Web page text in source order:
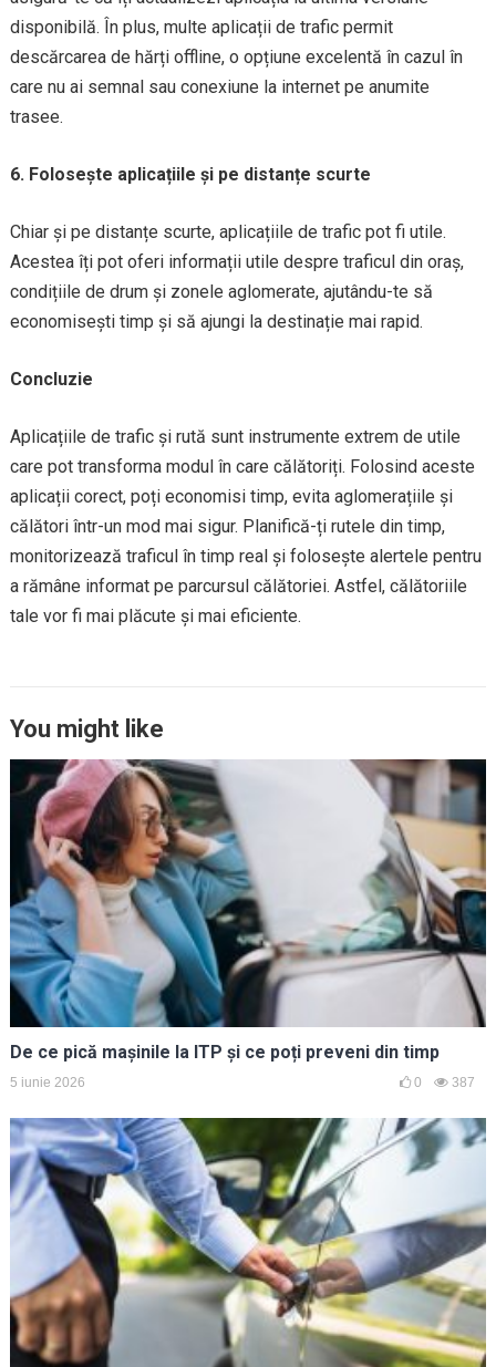
disponibilă. În plus, multe aplicații de trafic permit
descărcarea de hărți offline, o opțiune excelentă în cazul în
care nu ai semnal sau conexiune la internet pe anumite
trasee.
6. Folosește aplicațiile și pe distanțe scurte
Chiar și pe distanțe scurte, aplicațiile de trafic pot fi utile.
Acestea îți pot oferi informații utile despre traficul din oraș,
condițiile de drum și zonele aglomerate, ajutându-te să
economisești timp și să ajungi la destinație mai rapid.
Concluzie
Aplicațiile de trafic și rută sunt instrumente extrem de utile
care pot transforma modul în care călătoriți. Folosind aceste
aplicații corect, poți economisi timp, evita aglomerațiile și
călători într-un mod mai sigur. Planifică-ți rutele din timp,
monitorizează traficul în timp real și folosește alertele pentru
a rămâne informat pe parcursul călătoriei. Astfel, călătoriile
tale vor fi mai plăcute și mai eficiente.
You might like
De ce pică mașinile la ITP și ce poți preveni din timp
5 iunie 2026 0 387